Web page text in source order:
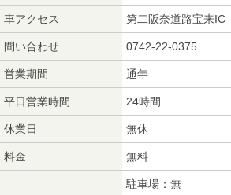
車アクセス 第二阪奈道路宝来IC
問い合わせ 0742-22-0375
営業期間 通年
平日営業時間 24時間
休業日 無休
料金 無料
駐車場：無